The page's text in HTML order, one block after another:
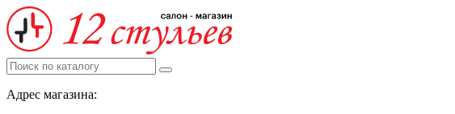
Адрес магазина: